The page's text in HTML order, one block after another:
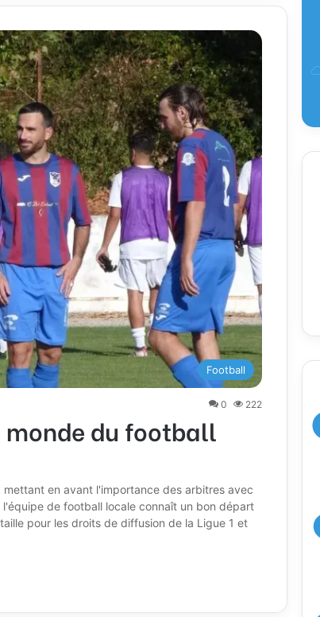
Football
0 222
monde du football
en avant l'importance des arbitres avec
de football locale connaît un bon départ
pour les droits de diffusion de la Ligue 1 et